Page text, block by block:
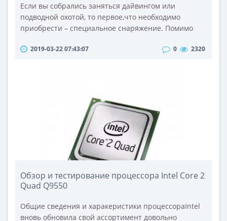
Если вы собрались заняться дайвингом или
подводной охотой, то первое,что необходимо
приобрести – специальное снаряжение. Помимо
других не менее важных приспособлениях.Одним
2019-03-22 07:43:07 0 2320
Обзор и тестирование процессора Intel Core 2
Quad Q9550
Общие сведения и харакеристики процессораIntel
вновь обновила свой ассортимент довольно